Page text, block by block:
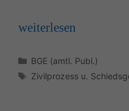
weit­er­lesen
Kategorien
BGE (amtl. Publ.)
Schlagwörter
Zivilprozess u.